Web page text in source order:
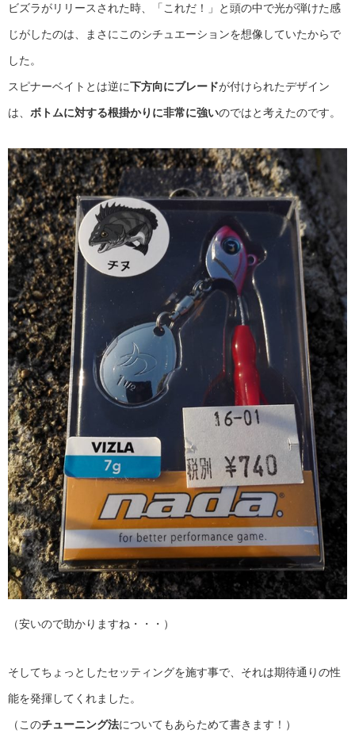
ビズラがリリースされた時、「これだ！」と頭の中で光が弾けた感
じがしたのは、まさにこのシチュエーションを想像していたからで
した。
スピナーベイトとは逆に下方向にブレードが付けられたデザイン
は、 ボトムに対する根掛かりに非常に強いのではと考えたのです。
（安いので助かりますね・・・）
そしてちょっとしたセッティングを施す事で、それは期待通りの性
能を発揮してくれました。
（このチューニング法についてもあらためて書きます！）